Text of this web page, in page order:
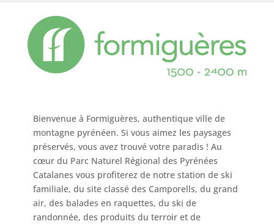
Bienvenue à Formiguères, authentique ville de
montagne pyrénéen. Si vous aimez les paysages
préservés, vous avez trouvé votre paradis ! Au
cœur du Parc Naturel Régional des Pyrénées
Catalanes vous profiterez de notre station de ski
familiale, du site classé des Camporells, du grand
air, des balades en raquettes, du ski de
randonnée, des produits du terroir et de